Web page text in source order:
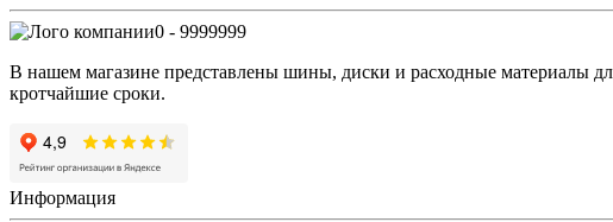
0 - 9999999
В нашем магазине представлены шины, диски и расходные материалы
кротчайшие сроки.
Информация